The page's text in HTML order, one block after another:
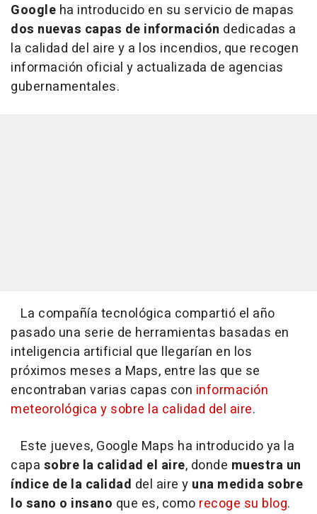
Google ha introducido en su servicio de mapas
dos nuevas capas de información dedicadas a
la calidad del aire y a los incendios, que recogen
información oficial y actualizada de agencias
gubernamentales.
La compañía tecnológica compartió el año
pasado una serie de herramientas basadas en
inteligencia artificial que llegarían en los
próximos meses a Maps, entre las que se
encontraban varias capas con información
meteorológica y sobre la calidad del aire.
Este jueves, Google Maps ha introducido ya la
capa sobre la calidad el aire, donde muestra un
índice de la calidad del aire y una medida sobre
lo sano o insano que es, como recoge su blog.